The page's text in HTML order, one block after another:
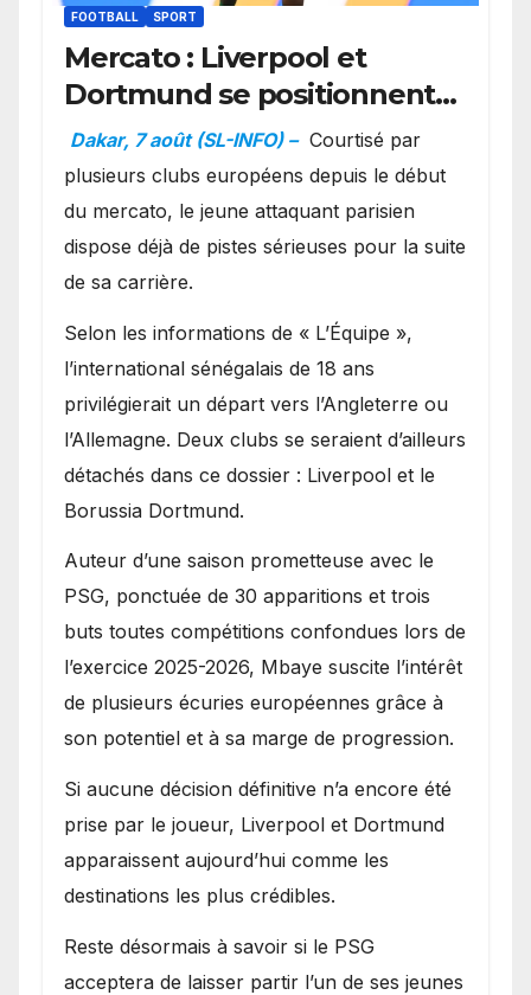
FOOTBALL SPORT
Mercato : Liverpool et
Dortmund se positionnent
en favoris pour recruter
Ibrahim Mbaye
Dakar, 7 août (SL-INFO) – Courtisé par
plusieurs clubs européens depuis le début
du mercato, le jeune attaquant parisien
dispose déjà de pistes sérieuses pour la suite
de sa carrière.
Selon les informations de « L’Équipe »,
l’international sénégalais de 18 ans
privilégierait un départ vers l’Angleterre ou
l’Allemagne. Deux clubs se seraient d’ailleurs
détachés dans ce dossier : Liverpool et le
Borussia Dortmund.
Auteur d’une saison prometteuse avec le
PSG, ponctuée de 30 apparitions et trois
buts toutes compétitions confondues lors de
l’exercice 2025-2026, Mbaye suscite l’intérêt
de plusieurs écuries européennes grâce à
son potentiel et à sa marge de progression.
Si aucune décision définitive n’a encore été
prise par le joueur, Liverpool et Dortmund
apparaissent aujourd’hui comme les
destinations les plus crédibles.
Reste désormais à savoir si le PSG
acceptera de laisser partir l’un de ses jeunes